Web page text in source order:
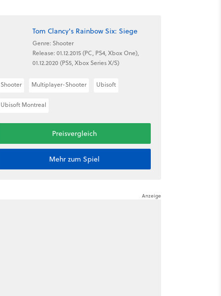
Tom Clancy's Rainbow Six: Siege
Genre: Shooter
Release: 01.12.2015 (PC, PS4, Xbox One),
01.12.2020 (PS5, Xbox Series X/S)
Shooter Multiplayer-Shooter Ubisoft
Ubisoft Montreal
Preisvergleich
Mehr zum Spiel